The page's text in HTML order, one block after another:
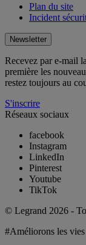
Plan du site
Incident
Newsletter
Recevez par e-mail
première les
restez toujours au
S'inscrire
Réseaux sociaux
facebook
Instagram
LinkedIn
Pinterest
Youtube
TikTok
© Legrand 2026 -
#Améliorons les vies